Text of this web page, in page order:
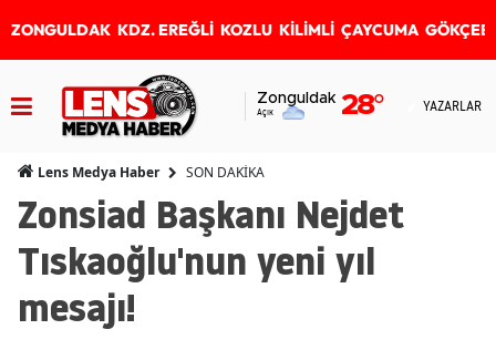
ZONGULDAK KDZ. EREĞLİ KOZLU KİLİMLİ ÇAYCUMA
Zonguldak
Açık 28° YAZARLAR
Lens Medya Haber SON DAKİKA
Zonsiad Başkanı Nejdet
Tıskaoğlu'nun yeni yıl
mesajı!